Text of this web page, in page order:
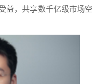
益，共享数千亿级市场空